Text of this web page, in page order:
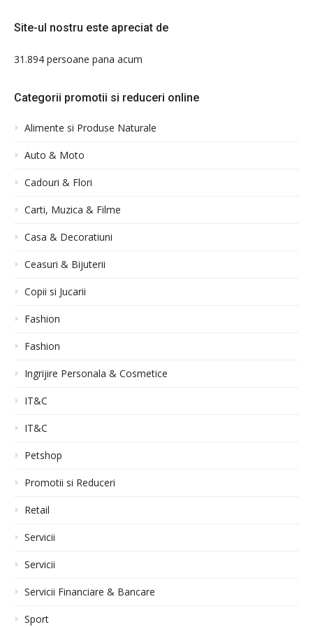
Site-ul nostru este apreciat de
31.894 persoane pana acum
Categorii promotii si reduceri online
Alimente si Produse Naturale
Auto & Moto
Cadouri & Flori
Carti, Muzica & Filme
Casa & Decoratiuni
Ceasuri & Bijuterii
Copii si Jucarii
Fashion
Fashion
Ingrijire Personala & Cosmetice
IT&C
IT&C
Petshop
Promotii si Reduceri
Retail
Servicii
Servicii
Servicii Financiare & Bancare
Sport